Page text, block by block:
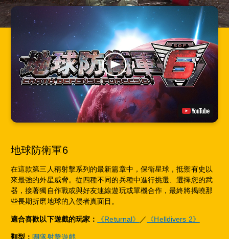
地球防衛軍6
在這款第三人稱射擊系列的最新篇章中，保衛星球，抵禦有史以
來最強的外星威脅。從四種不同的兵種中進行挑選、選擇您的武
器，接著獨自作戰或與好友連線遊玩或單機合作，最終將揭曉那
些長期折磨地球的入侵者真面目。
適合喜歡以下遊戲的玩家： 《Returnal》 ／ 《Helldivers 2》
類型： 團隊射擊遊戲